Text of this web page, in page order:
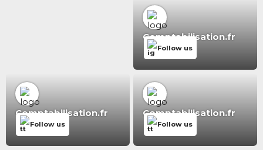
Comptabilisation.fr
Follow us
Comptabilisation.fr
Follow us
Comptabilisation.fr
Follow us